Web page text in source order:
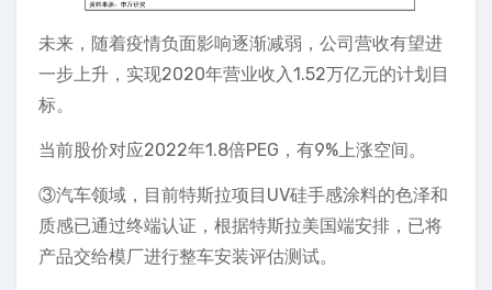
未来，随着疫情负面影响逐渐减弱，公司营收有望进
一步上升，实现2020年营业收入1.52万亿元的计划目
标。
当前股价对应2022年1.8倍PEG，有9%上涨空间。
③汽车领域，目前特斯拉项目UV硅手感涂料的色泽和
质感已通过终端认证，根据特斯拉美国端安排，已将
产品交给模厂进行整车安装评估测试。